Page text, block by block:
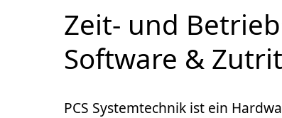
Zeit- und
Software &
PCS Systemtechnik ist ein